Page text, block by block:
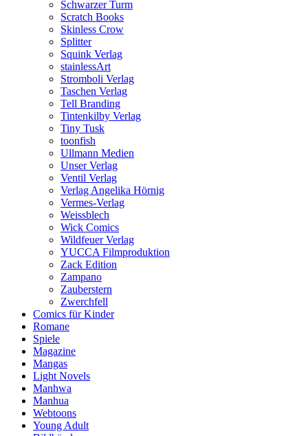
Schwarzer Turm
Scratch Books
Skinless Crow
Splitter
Squink Verlag
stainlessArt
Stromboli Verlag
Taschen Verlag
Tell Branding
Tintenkilby Verlag
Tiny Tusk
toonfish
Ullmann Medien
Unser Verlag
Ventil Verlag
Verlag Angelika Hörnig
Vermes-Verlag
Weissblech
Wick Comics
Wildfeuer Verlag
YUCCA Filmproduktion
Zack Edition
Zampano
Zauberstern
Zwerchfell
Comics für Kinder
Romane
Spiele
Magazine
Mangas
Light Novels
Manhwa
Manhua
Webtoons
Young Adult